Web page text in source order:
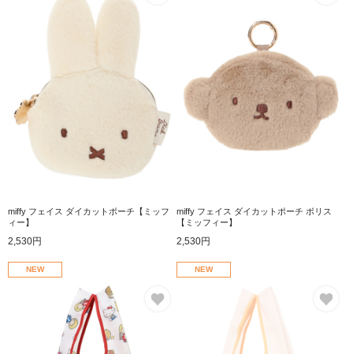
miffy フェイス ダイカットポーチ【ミッフ
ィー】
2,530円
miffy フェイス ダイカットポーチ ボリス
【ミッフィー】
2,530円
NEW NEW